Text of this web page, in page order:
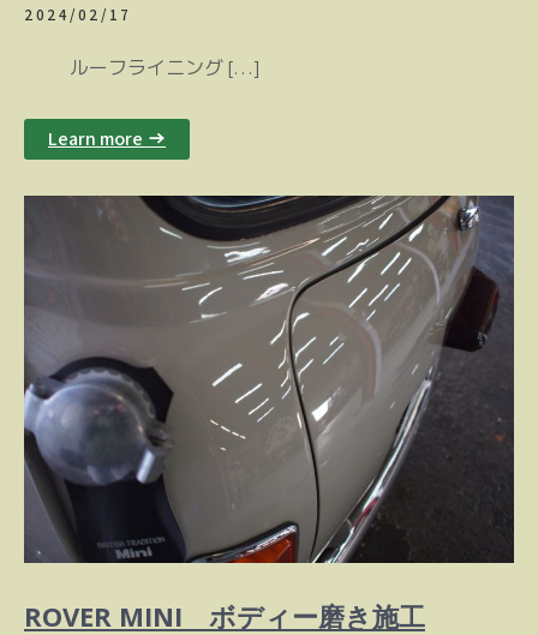
2024/02/17
ルーフライニング […]
Learn more →
ROVER MINI ボディー磨き施工